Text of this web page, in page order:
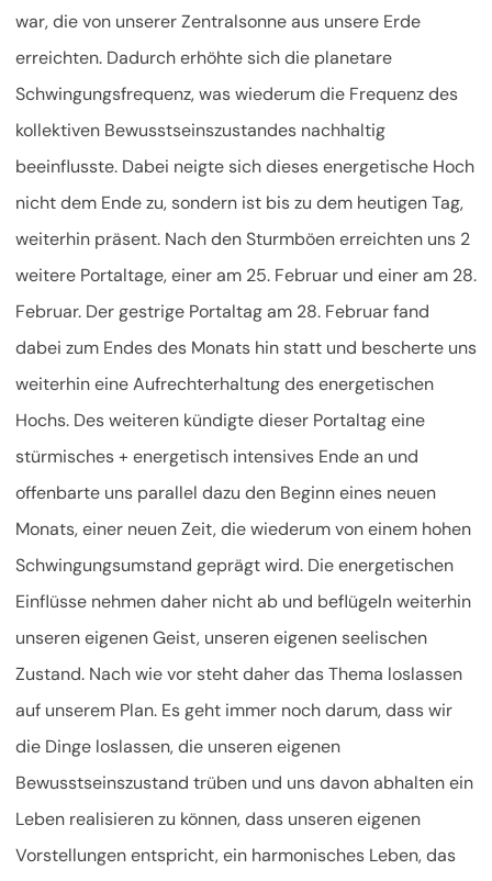
war, die von unserer Zentralsonne aus unsere Erde
erreichten. Dadurch erhöhte sich die planetare
Schwingungsfrequenz, was wiederum die Frequenz des
kollektiven Bewusstseinszustandes nachhaltig
beeinflusste. Dabei neigte sich dieses energetische Hoch
nicht dem Ende zu, sondern ist bis zu dem heutigen Tag,
weiterhin präsent. Nach den Sturmböen erreichten uns 2
weitere Portaltage, einer am 25. Februar und einer am 28.
Februar. Der gestrige Portaltag am 28. Februar fand
dabei zum Endes des Monats hin statt und bescherte uns
weiterhin eine Aufrechterhaltung des energetischen
Hochs. Des weiteren kündigte dieser Portaltag eine
stürmisches + energetisch intensives Ende an und
offenbarte uns parallel dazu den Beginn eines neuen
Monats, einer neuen Zeit, die wiederum von einem hohen
Schwingungsumstand geprägt wird. Die energetischen
Einflüsse nehmen daher nicht ab und beflügeln weiterhin
unseren eigenen Geist, unseren eigenen seelischen
Zustand. Nach wie vor steht daher das Thema loslassen
auf unserem Plan. Es geht immer noch darum, dass wir
die Dinge loslassen, die unseren eigenen
Bewusstseinszustand trüben und uns davon abhalten ein
Leben realisieren zu können, dass unseren eigenen
Vorstellungen entspricht, ein harmonisches Leben, das